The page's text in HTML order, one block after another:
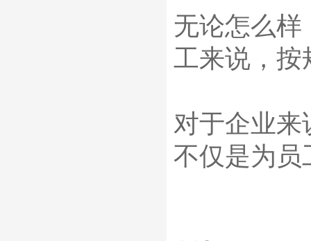
无论怎么
工来说，按
对于企业
不仅是为员